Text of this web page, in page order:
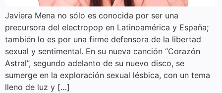
Javiera Mena no sólo es conocida por ser una
precursora del electropop en Latinoamérica y España;
también lo es por una firme defensora de la libertad
sexual y sentimental. En su nueva canción “Corazón
Astral”, segundo adelanto de su nuevo disco, se
sumerge en la exploración sexual lésbica, con un tema
lleno de luz y […]